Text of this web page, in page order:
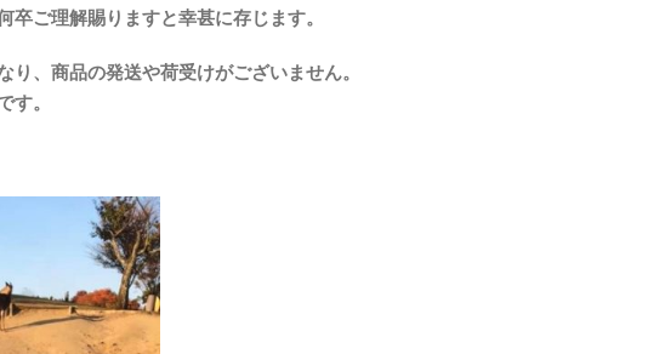
ご理解賜りますと幸甚に存じます。
、商品の発送や荷受けがございません。
す。